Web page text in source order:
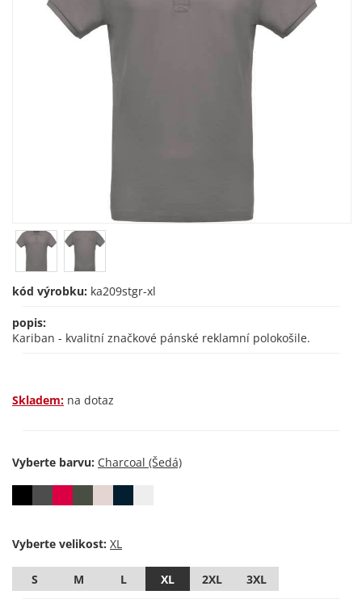
kód výrobku: ka209stgr-xl
popis:
Kariban - kvalitní značkové pánské reklamní polokošile.
Skladem: na dotaz
Vyberte barvu:
Vyberte velikost:
S M L XL 2XL 3XL